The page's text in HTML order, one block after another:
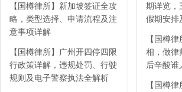
【国樽律所】新加坡签证全攻
略，类型选择、申请流程及注
意事项详解
【国樽律所】广州开四停四限
行政策详解，违规处罚、行驶
规则及电子警察执法全解析
期详览，
假期安排
【国樽
相，做律
后辛酸谁
【国樽